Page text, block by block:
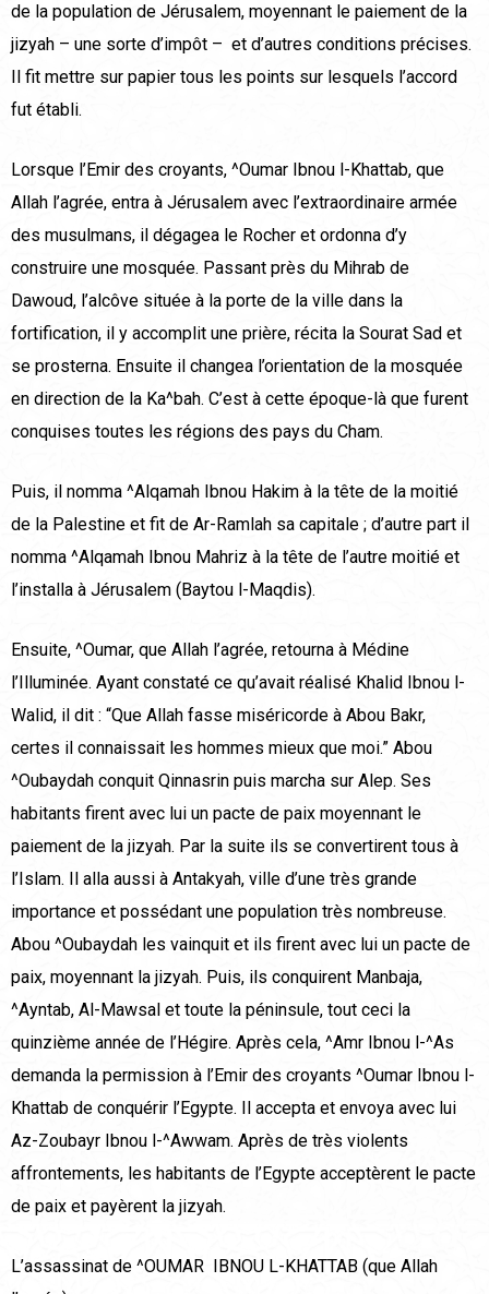
de la population de Jérusalem, moyennant le paiement de la
jizyah – une sorte d’impôt – et d’autres conditions précises.
Il fit mettre sur papier tous les points sur lesquels l’accord
fut établi.
Lorsque l’Emir des croyants, ^Oumar Ibnou l-Khattab, que
Allah l’agrée, entra à Jérusalem avec l’extraordinaire armée
des musulmans, il dégagea le Rocher et ordonna d’y
construire une mosquée. Passant près du Mihrab de
Dawoud, l’alcôve située à la porte de la ville dans la
fortification, il y accomplit une prière, récita la Sourat Sad et
se prosterna. Ensuite il changea l’orientation de la mosquée
en direction de la Ka^bah. C’est à cette époque-là que furent
conquises toutes les régions des pays du Cham.
Puis, il nomma ^Alqamah Ibnou Hakim à la tête de la moitié
de la Palestine et fit de Ar-Ramlah sa capitale ; d’autre part il
nomma ^Alqamah Ibnou Mahriz à la tête de l’autre moitié et
l’installa à Jérusalem (Baytou l-Maqdis).
Ensuite, ^Oumar, que Allah l’agrée, retourna à Médine
l’Illuminée. Ayant constaté ce qu’avait réalisé Khalid Ibnou l-
Walid, il dit : “Que Allah fasse miséricorde à Abou Bakr,
certes il connaissait les hommes mieux que moi.” Abou
^Oubaydah conquit Qinnasrin puis marcha sur Alep. Ses
habitants firent avec lui un pacte de paix moyennant le
paiement de la jizyah. Par la suite ils se convertirent tous à
l’Islam. Il alla aussi à Antakyah, ville d’une très grande
importance et possédant une population très nombreuse.
Abou ^Oubaydah les vainquit et ils firent avec lui un pacte de
paix, moyennant la jizyah. Puis, ils conquirent Manbaja,
^Ayntab, Al-Mawsal et toute la péninsule, tout ceci la
quinzième année de l’Hégire. Après cela, ^Amr Ibnou l-^As
demanda la permission à l’Emir des croyants ^Oumar Ibnou l-
Khattab de conquérir l’Egypte. Il accepta et envoya avec lui
Az-Zoubayr Ibnou l-^Awwam. Après de très violents
affrontements, les habitants de l’Egypte acceptèrent le pacte
de paix et payèrent la jizyah.
L’assassinat de ^OUMAR IBNOU L-KHATTAB (que Allah